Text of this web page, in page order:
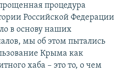
процедура
Российской Федерации
в основу наших
мы об этом пытались
Крыма как
хаба – это то, о чем